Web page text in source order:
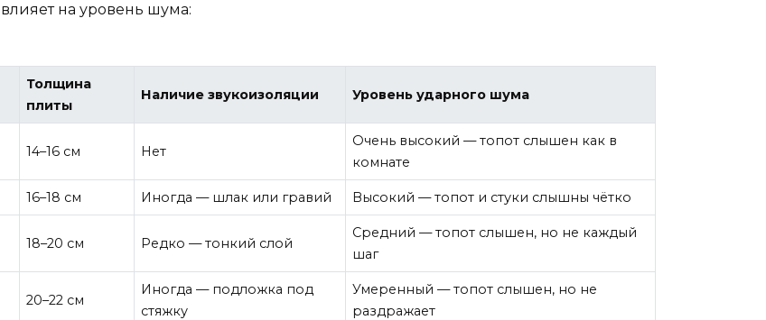
на уровень шума:
Толщина
плиты
Наличие звукоизоляции Уровень ударного шума
14–16 см Нет
Очень высокий — топот слышен как в
комнате
16–18 см Иногда — шлак или гравий Высокий — топот и стуки слышны чётко
18–20 см Редко — тонкий слой
Средний — топот слышен, но не каждый
шаг
20–22 см
Иногда — подложка под
стяжку
Умеренный — топот слышен, но не
раздражает